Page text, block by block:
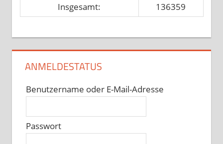
Insgesamt:
136359
ANMELDESTATUS
Benutzername oder E-Mail-Adresse
Passwort